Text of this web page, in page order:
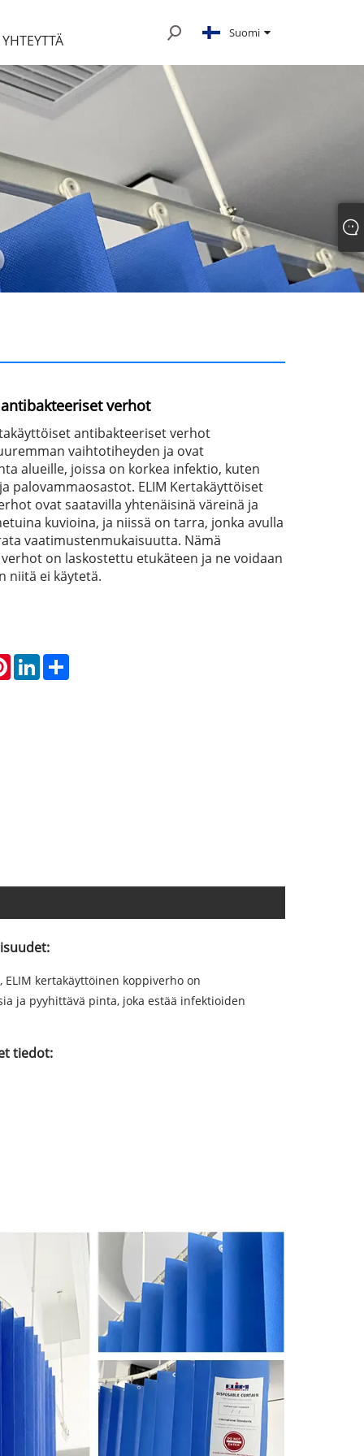
Suomi
verhot
antibakteeriset verhot
vaihtotiheyden ja ovat
alueille, joissa on korkea infektio, kuten
palovammaosastot. ELIM Kertakäyttöiset
ovat saatavilla yhtenäisinä väreinä ja
kuvioina, ja niissä on tarra, jonka avulla
vaatimustenmukaisuutta. Nämä
on laskostettu etukäteen ja ne voidaan
niitä ei käytetä.
PinterestLinkedInShare
kertakäyttöinen koppiverho on
ja pyyhittävä pinta, joka estää infektioiden
tiedot: